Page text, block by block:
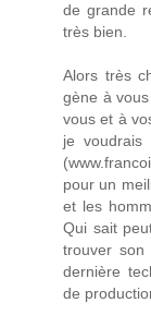
de grande
très bien.
Alors très
gène à
vous et à
je voudrais
pour un
et les
Qui sait
trouver
dernière
de